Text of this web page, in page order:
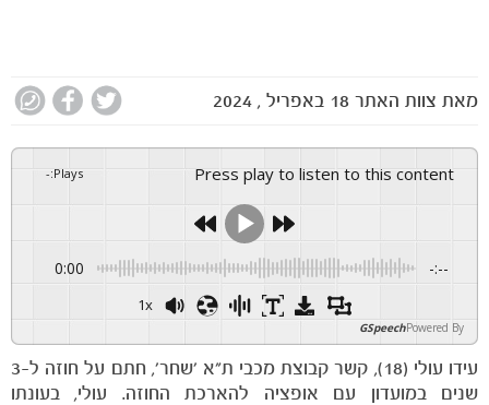
מאת צוות האתר 18 באפריל , 2024
Press play to listen to this content
Plays
:
-
0:00 -:--
1x
Powered By
GSpeech
עידו עולי (18), קשר קבוצת מכבי ת"א 'שחר', חתם על חוזה ל-3
שנים במועדון עם אופציה להארכת החוזה. עולי, בעונתו